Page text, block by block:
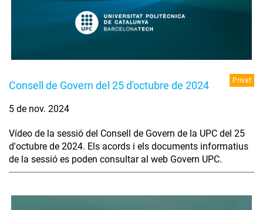
Consell de Govern del 25 d'octubre de 2024 Privat
5 de nov. 2024
Vídeo de la sessió del Consell de Govern de la UPC del 25
d'octubre de 2024. Els acords i els documents informatius
de la sessió es poden consultar al web Govern UPC.